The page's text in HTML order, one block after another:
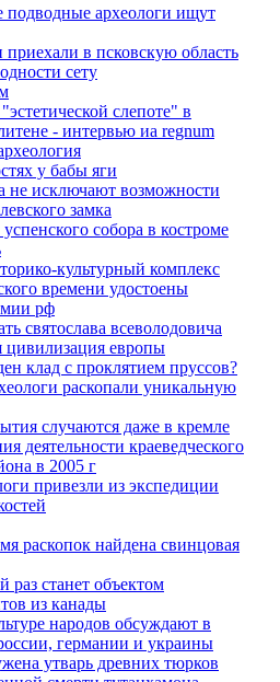
подводные археологи ищут
приехали в псковскую область
сету
слепоте" в
- интервью иа regnum
у бабы яги
не исключают возможности
замка
собора в костроме
культурный комплекс
времени удостоены
рф
святослава всеволодовича
европы
клад с проклятием пруссов?
раскопали уникальную
случаются даже в кремле
деятельности краеведческого
в 2005 г
привезли из экспедиции
раскопок найдена свинцовая
раз станет объектом
из канады
народов обсуждают в
германии и украины
утварь древних тюрков